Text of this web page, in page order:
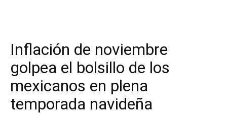
Inflación de noviembre
golpea el bolsillo de los
mexicanos en plena
temporada navideña